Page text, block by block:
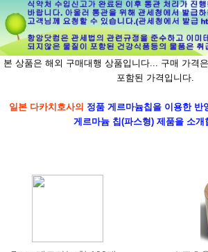
본 상품은 해외 구매대행 상품입니다... 구매 가격
포함된 가격입니다.
일본 다카치호사의 정품 게르마늄칩을 이용한 반
게르마늄 칩(파스형) 제품을 소개